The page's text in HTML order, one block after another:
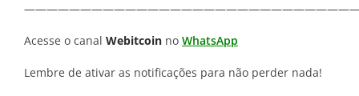
Acesse o canal Webitcoin no WhatsApp
Lembre de ativar as notificações para não perder nada!